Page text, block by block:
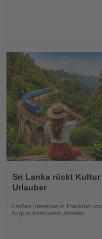
Sie
die
Sri Lanka rückt
Urlauber
Großes Interesse in Frankfurt
August besonders attraktiv